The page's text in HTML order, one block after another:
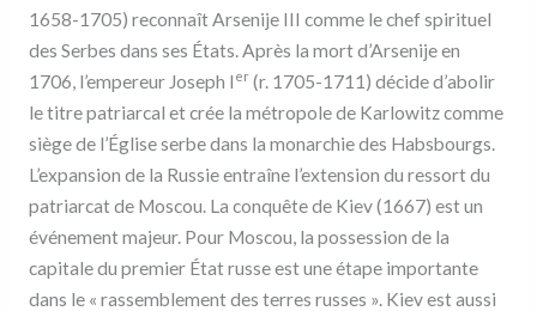
1658-1705) reconnaît Arsenije III comme le chef spirituel
des Serbes dans ses États. Après la mort d’Arsenije en
1706, l’empereur Joseph I er(r. 1705-1711) décide d’abolir
le titre patriarcal et crée la métropole de Karlowitz comme
siège de l’Église serbe dans la monarchie des Habsbourgs.
L’expansion de la Russie entraîne l’extension du ressort du
patriarcat de Moscou. La conquête de Kiev (1667) est un
événement majeur. Pour Moscou, la possession de la
capitale du premier État russe est une étape importante
dans le « rassemblement des terres russes ». Kiev est aussi